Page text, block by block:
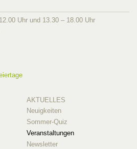
Uhr und 13.30 – 18.00 Uhr
AKTUELLES
Neuigkeiten
Sommer-Quiz
Veranstaltungen
Newsletter